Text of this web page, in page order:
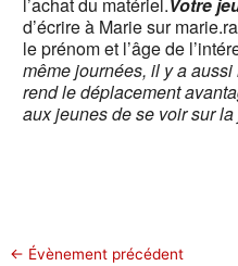
d’écrire à Marie sur
le prénom et l’âge de
même journées, il y a
rend le déplacement
aux jeunes de se voir sur
← Évènement précédent